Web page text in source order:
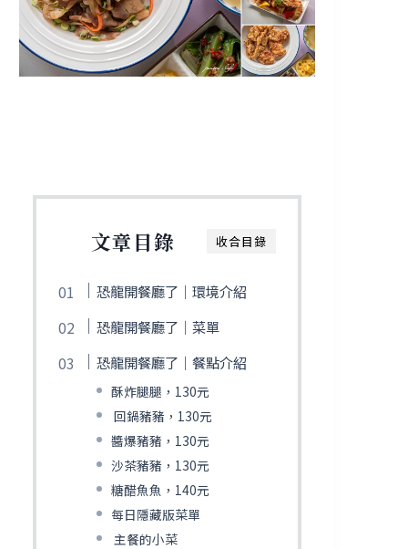
收合目錄
文章目錄
恐龍開餐廳了｜環境介紹
恐龍開餐廳了｜菜單
恐龍開餐廳了｜餐點介紹
酥炸腿腿，130元
回鍋豬豬，130元
醬爆豬豬，130元
沙茶豬豬，130元
糖醋魚魚，140元
每日隱藏版菜單
主餐的小菜